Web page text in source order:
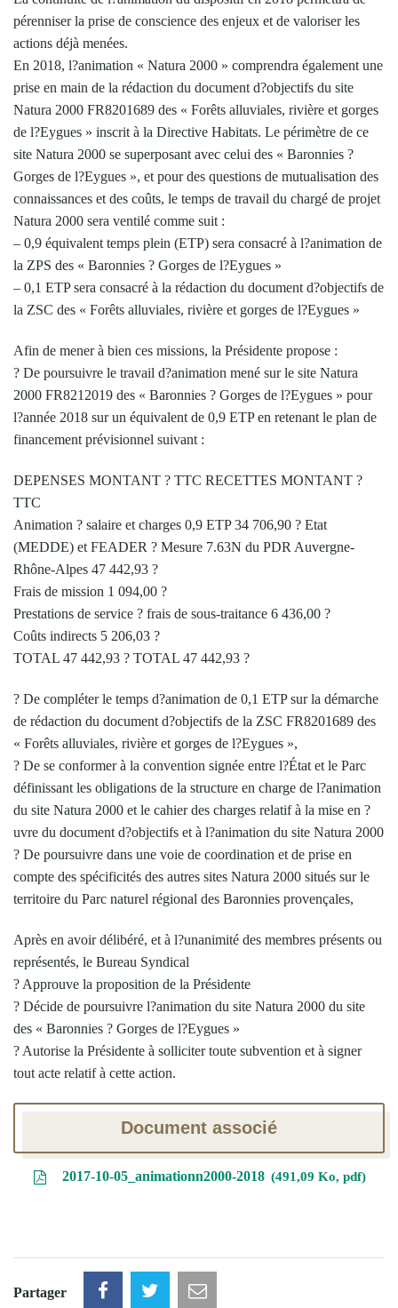
pérenniser la prise de conscience des enjeux et de valoriser les
actions déjà menées.
En 2018, l?animation « Natura 2000 » comprendra également une
prise en main de la rédaction du document d?objectifs du site
Natura 2000 FR8201689 des « Forêts alluviales, rivière et gorges
de l?Eygues » inscrit à la Directive Habitats. Le périmètre de ce
site Natura 2000 se superposant avec celui des « Baronnies ?
Gorges de l?Eygues », et pour des questions de mutualisation des
connaissances et des coûts, le temps de travail du chargé de projet
Natura 2000 sera ventilé comme suit :
– 0,9 équivalent temps plein (ETP) sera consacré à l?animation de
la ZPS des « Baronnies ? Gorges de l?Eygues »
– 0,1 ETP sera consacré à la rédaction du document d?objectifs de
la ZSC des « Forêts alluviales, rivière et gorges de l?Eygues »
Afin de mener à bien ces missions, la Présidente propose :
? De poursuivre le travail d?animation mené sur le site Natura
2000 FR8212019 des « Baronnies ? Gorges de l?Eygues » pour
l?année 2018 sur un équivalent de 0,9 ETP en retenant le plan de
financement prévisionnel suivant :
DEPENSES MONTANT ? TTC RECETTES MONTANT ?
TTC
Animation ? salaire et charges 0,9 ETP 34 706,90 ? Etat
(MEDDE) et FEADER ? Mesure 7.63N du PDR Auvergne-
Rhône-Alpes 47 442,93 ?
Frais de mission 1 094,00 ?
Prestations de service ? frais de sous-traitance 6 436,00 ?
Coûts indirects 5 206,03 ?
TOTAL 47 442,93 ? TOTAL 47 442,93 ?
? De compléter le temps d?animation de 0,1 ETP sur la démarche
de rédaction du document d?objectifs de la ZSC FR8201689 des
« Forêts alluviales, rivière et gorges de l?Eygues »,
? De se conformer à la convention signée entre l?État et le Parc
définissant les obligations de la structure en charge de l?animation
du site Natura 2000 et le cahier des charges relatif à la mise en ?
uvre du document d?objectifs et à l?animation du site Natura 2000
? De poursuivre dans une voie de coordination et de prise en
compte des spécificités des autres sites Natura 2000 situés sur le
territoire du Parc naturel régional des Baronnies provençales,
Après en avoir délibéré, et à l?unanimité des membres présents ou
représentés, le Bureau Syndical
? Approuve la proposition de la Présidente
? Décide de poursuivre l?animation du site Natura 2000 du site
des « Baronnies ? Gorges de l?Eygues »
? Autorise la Présidente à solliciter toute subvention et à signer
tout acte relatif à cette action.
Document associé
2017-10-05_animationn2000-2018 491,09 Ko, pdf
Partager